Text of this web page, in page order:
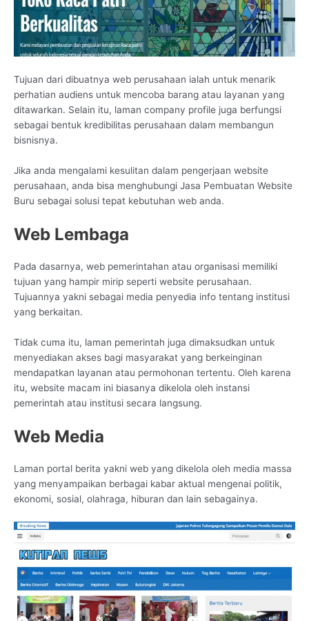
Tujuan dari dibuatnya web perusahaan ialah untuk menarik
perhatian audiens untuk mencoba barang atau layanan yang
ditawarkan. Selain itu, laman company profile juga berfungsi
sebagai bentuk kredibilitas perusahaan dalam membangun
bisnisnya.
Jika anda mengalami kesulitan dalam pengerjaan website
perusahaan, anda bisa menghubungi Jasa Pembuatan Website
Buru sebagai solusi tepat kebutuhan web anda.
Web Lembaga
Pada dasarnya, web pemerintahan atau organisasi memiliki
tujuan yang hampir mirip seperti website perusahaan.
Tujuannya yakni sebagai media penyedia info tentang institusi
yang berkaitan.
Tidak cuma itu, laman pemerintah juga dimaksudkan untuk
menyediakan akses bagi masyarakat yang berkeinginan
mendapatkan layanan atau permohonan tertentu. Oleh karena
itu, website macam ini biasanya dikelola oleh instansi
pemerintah atau institusi secara langsung.
Web Media
Laman portal berita yakni web yang dikelola oleh media massa
yang menyampaikan berbagai kabar aktual mengenai politik,
ekonomi, sosial, olahraga, hiburan dan lain sebagainya.